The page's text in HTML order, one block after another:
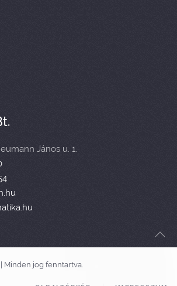
János u. 1.
Minden jog fenntartva.